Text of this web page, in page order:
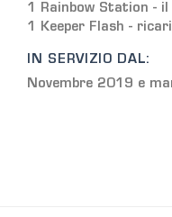
1 Rainbow Station -
1 Keeper Flash -
IN SERVIZIO DAL:
Novembre 2019 e